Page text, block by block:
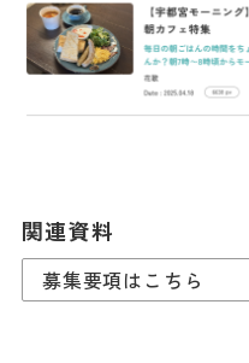
関連資料
募集要項はこちら